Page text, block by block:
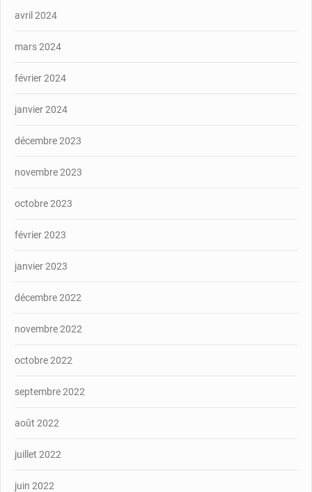
avril 2024
mars 2024
février 2024
janvier 2024
décembre 2023
novembre 2023
octobre 2023
février 2023
janvier 2023
décembre 2022
novembre 2022
octobre 2022
septembre 2022
août 2022
juillet 2022
juin 2022